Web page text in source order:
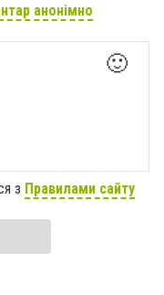
анонімно
🙂
з Правилами сайту